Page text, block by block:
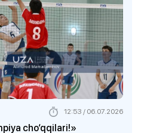
cho‘qqilari!»
12:53 / 06.07.2026